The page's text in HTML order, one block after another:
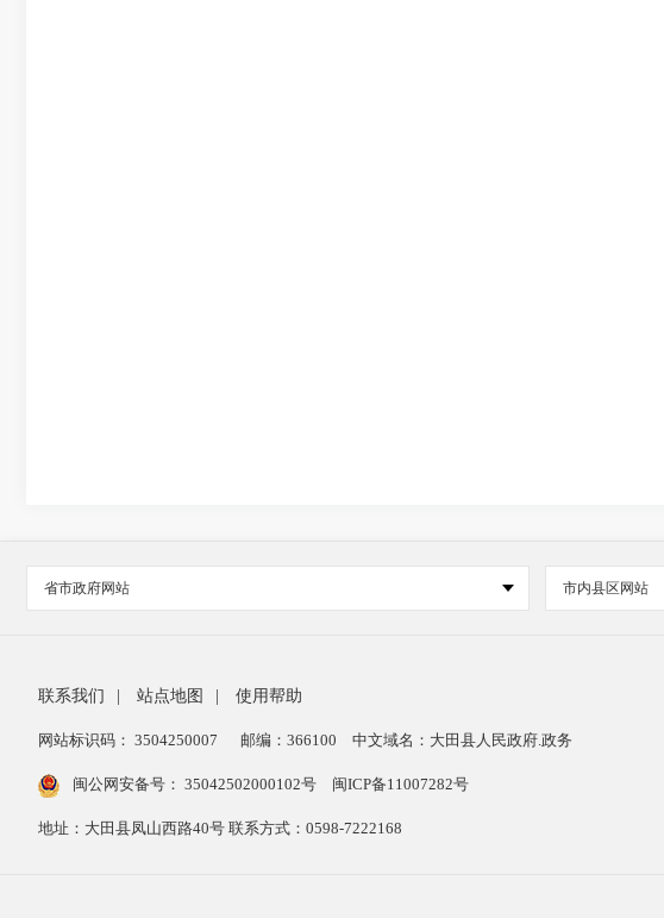
省市政府网站 市内县区网站
联系我们 站点地图 使用帮助
网站标识码： 3504250007 邮编：366100 中文域名：大田县人民政府.政务
闽公网安备号： 35042502000102号 闽ICP备11007282号
地址：大田县凤山西路40号 联系方式：0598-7222168